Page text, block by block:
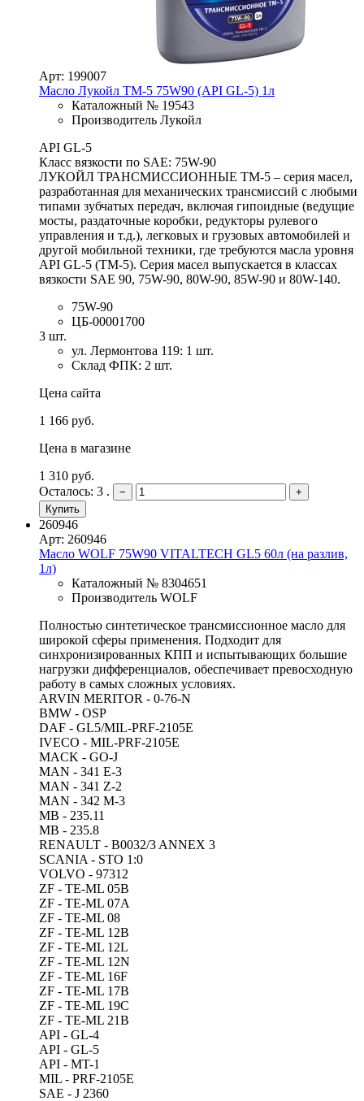
Арт: 199007
Масло Лукойл ТМ-5 75W90 (API GL-5) 1л
Каталожный № 19543
Производитель Лукойл
API GL-5
Класс вязкости по SAE: 75W-90
ЛУКОЙЛ ТРАНСМИССИОННЫЕ ТМ-5 – серия масел,
разработанная для механических трансмиссий с любыми
типами зубчатых передач, включая гипоидные (ведущие
мосты, раздаточные коробки, редукторы рулевого
управления и т.д.), легковых и грузовых автомобилей и
другой мобильной техники, где требуются масла уровня
API GL-5 (ТМ-5). Серия масел выпускается в классах
вязкости SAE 90, 75W-90, 80W-90, 85W-90 и 80W-140.
75W-90
ЦБ-00001700
3 шт.
ул. Лермонтова 119: 1 шт.
Склад ФПК: 2 шт.
Цена сайта
1 166 руб.
Цена в магазине
1 310 руб.
Осталось: 3 .
−
+
Купить
260946
Арт: 260946
Масло WOLF 75W90 VITALTECH GL5 60л (на разлив,
1л)
Каталожный № 8304651
Производитель WOLF
Полностью синтетическое трансмиссионное масло для
широкой сферы применения. Подходит для
синхронизированных КПП и испытывающих большие
нагрузки дифференциалов, обеспечивает превосходную
работу в самых сложных условиях.
ARVIN MERITOR - 0-76-N
BMW - OSP
DAF - GL5/MIL-PRF-2105E
IVECO - MIL-PRF-2105E
MACK - GO-J
MAN - 341 E-3
MAN - 341 Z-2
MAN - 342 M-3
MB - 235.11
MB - 235.8
RENAULT - B0032/3 ANNEX 3
SCANIA - STO 1:0
VOLVO - 97312
ZF - TE-ML 05B
ZF - TE-ML 07A
ZF - TE-ML 08
ZF - TE-ML 12B
ZF - TE-ML 12L
ZF - TE-ML 12N
ZF - TE-ML 16F
ZF - TE-ML 17B
ZF - TE-ML 19C
ZF - TE-ML 21B
API - GL-4
API - GL-5
API - MT-1
MIL - PRF-2105E
SAE - J 2360